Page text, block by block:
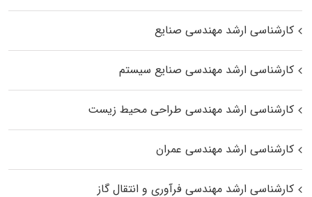
کارشناسی ارشد مهندسی صنایع
کارشناسی ارشد مهندسی صنایع سیستم
کارشناسی ارشد مهندسی طراحی محیط زیست
کارشناسی ارشد مهندسی عمران
کارشناسی ارشد مهندسی فرآوری و انتقال گاز